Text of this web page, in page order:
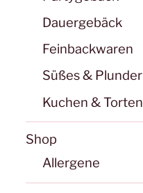
Dauergebäck
Feinbackwaren
Süßes & Plunder
Kuchen & Torten
Shop
Allergene